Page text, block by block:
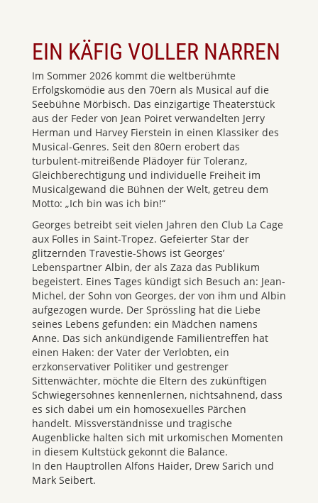
EIN KÄFIG VOLLER NARREN
Im Sommer 2026 kommt die weltberühmte
Erfolgskomödie aus den 70ern als Musical auf die
Seebühne Mörbisch. Das einzigartige Theaterstück
aus der Feder von Jean Poiret verwandelten Jerry
Herman und Harvey Fierstein in einen Klassiker des
Musical-Genres. Seit den 80ern erobert das
turbulent-mitreißende Plädoyer für Toleranz,
Gleichberechtigung und individuelle Freiheit im
Musicalgewand die Bühnen der Welt, getreu dem
Motto: „Ich bin was ich bin!“
Georges betreibt seit vielen Jahren den Club La Cage
aux Folles in Saint-Tropez. Gefeierter Star der
glitzernden Travestie-Shows ist Georges’
Lebenspartner Albin, der als Zaza das Publikum
begeistert. Eines Tages kündigt sich Besuch an: Jean-
Michel, der Sohn von Georges, der von ihm und Albin
aufgezogen wurde. Der Sprössling hat die Liebe
seines Lebens gefunden: ein Mädchen namens
Anne. Das sich ankündigende Familientreffen hat
einen Haken: der Vater der Verlobten, ein
erzkonservativer Politiker und gestrenger
Sittenwächter, möchte die Eltern des zukünftigen
Schwiegersohnes kennenlernen, nichtsahnend, dass
es sich dabei um ein homosexuelles Pärchen
handelt. Missverständnisse und tragische
Augenblicke halten sich mit urkomischen Momenten
in diesem Kultstück gekonnt die Balance.
In den Hauptrollen Alfons Haider, Drew Sarich und
Mark Seibert.